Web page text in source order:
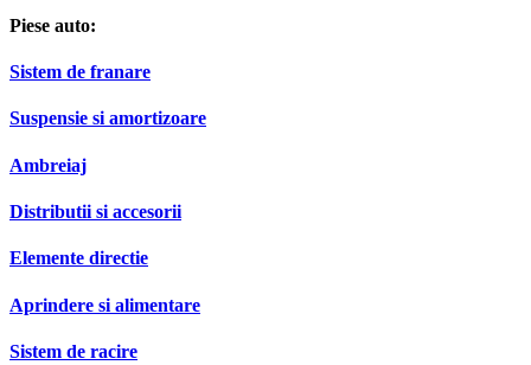
Piese auto:
Sistem de franare
Suspensie si amortizoare
Ambreiaj
Distributii si accesorii
Elemente directie
Aprindere si alimentare
Sistem de racire